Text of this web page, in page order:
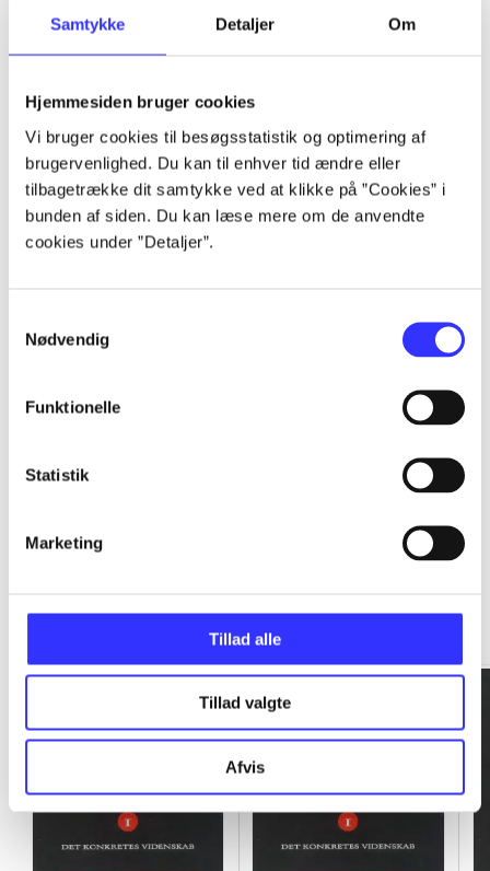
Samtykke Detaljer Om
Hjemmesiden bruger cookies
Vi bruger cookies til besøgsstatistik og optimering af
brugervenlighed. Du kan til enhver tid ændre eller
tilbagetrække dit samtykke ved at klikke på ”Cookies” i
bunden af siden. Du kan læse mere om de anvendte
cookies under ”Detaljer”.
Nødvendig
Funktionelle
Statistik
Marketing
Tillad alle
Tillad valgte
Afvis
Artikler
...
...
...
...
Gå til serien